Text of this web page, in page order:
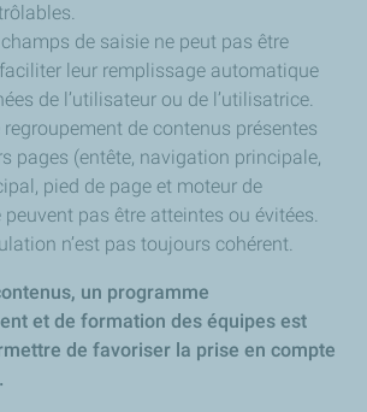
de saisie ne peut pas être
leur remplissage automatique
de l’utilisateur ou de l’utilisatrice.
regroupement de contenus présentes
pages (entête, navigation principale,
pied de page et moteur de
peuvent pas être atteintes ou évitées.
n’est pas toujours cohérent.
un programme
et de formation des équipes est
de favoriser la prise en compte